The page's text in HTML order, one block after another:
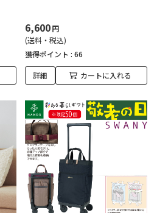
6,600円
(送料・税込)
獲得ポイント : 66
詳細 カートに入れる